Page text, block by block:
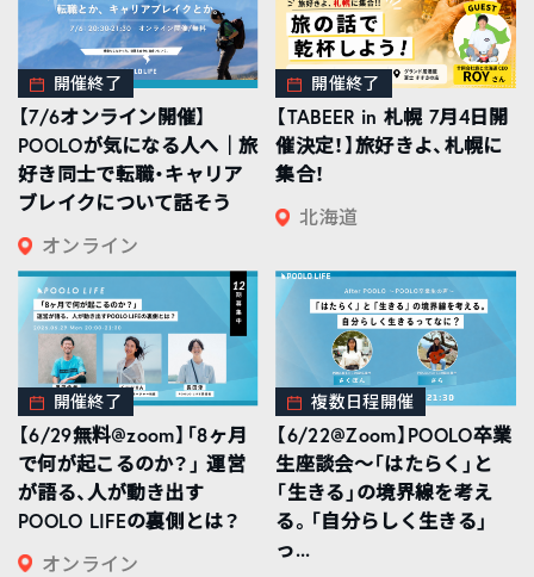
開催終了
【7/6オンライン開催】
POOLOが気になる人へ｜旅
好き同士で転職・キャリア
ブレイクについて話そう
オンライン
開催終了
【TABEER in 札幌 7月4日開
催決定！】旅好きよ、札幌に
集合！
北海道
開催終了
【6/29無料@zoom】「8ヶ月
で何が起こるのか？」 運営
が語る、人が動き出す
POOLO LIFEの裏側とは？
オンライン
複数日程開催
【6/22@Zoom】POOLO卒業
生座談会〜「はたらく」と
「生きる」の境界線を考え
る。「自分らしく生きる」
っ...